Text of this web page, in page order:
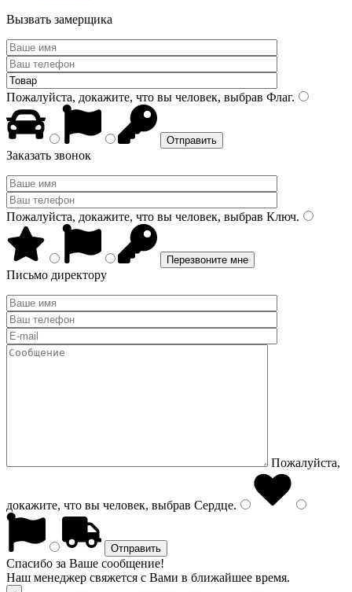
Вызвать замерщика
Пожалуйста, докажите, что вы человек, выбрав Флаг.
Заказать звонок
Пожалуйста, докажите, что вы человек, выбрав Ключ.
Письмо директору
Пожалуйста,
докажите, что вы человек, выбрав Сердце.
Спасибо за Ваше сообщение!
Наш менеджер свяжется с Вами в ближайшее время.